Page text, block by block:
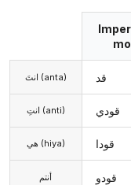
انتَ (anta)
انتِ (anti)
هي (hiya)
أنتم
قد
قودي
قودا
قودو